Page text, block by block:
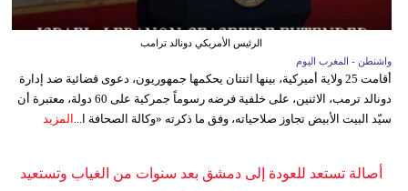
الرئيس الأمريكي دونالد ترامب
واشنطن - المغرب اليوم
أقامت 25 ولاية أميركية، بينها اثنتان يحكمها جمهوريون، دعوى قضائية ضد إدارة
دونالد ترمب، الاثنين، على خلفية فرضه رسوماً جمركية على 60 دولة، معتبرة أن
سيّد البيت الأبيض تجاوز صلاحياته، وفق ما ذكرته «وكالة الصحافة ا... المزيد
أصالة تستعد للعودة إلى دمشق بعد سنوات من الغياب وتستعيد